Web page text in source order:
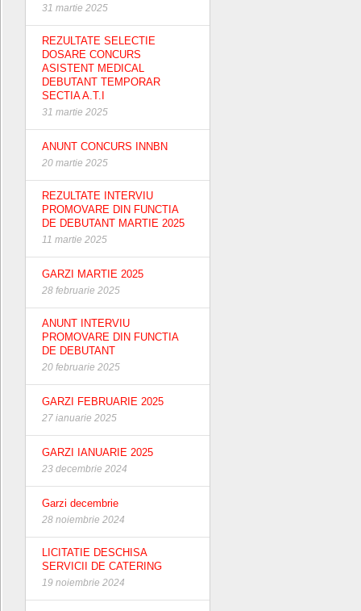
31 martie 2025
REZULTATE SELECTIE
DOSARE CONCURS
ASISTENT MEDICAL
DEBUTANT TEMPORAR
SECTIA A.T.I
31 martie 2025
ANUNT CONCURS INNBN
20 martie 2025
REZULTATE INTERVIU
PROMOVARE DIN FUNCTIA
DE DEBUTANT MARTIE 2025
11 martie 2025
GARZI MARTIE 2025
28 februarie 2025
ANUNT INTERVIU
PROMOVARE DIN FUNCTIA
DE DEBUTANT
20 februarie 2025
GARZI FEBRUARIE 2025
27 ianuarie 2025
GARZI IANUARIE 2025
23 decembrie 2024
Garzi decembrie
28 noiembrie 2024
LICITATIE DESCHISA
SERVICII DE CATERING
19 noiembrie 2024